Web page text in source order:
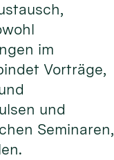
im
Vorträge,
und
Seminaren,